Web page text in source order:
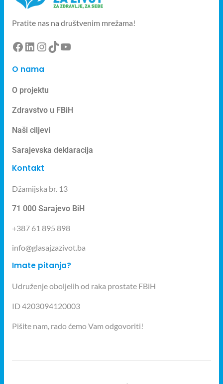
Pratite nas na društvenim mrežama!
O nama
O projektu
Zdravstvo u FBiH
Naši ciljevi
Sarajevska deklaracija
Kontakt
Džamijska br. 13
71 000 Sarajevo BiH
+387 61 895 898
info@glasajzazivot.ba
Imate pitanja?
Udruženje oboljelih od raka prostate FBiH
ID 4203094120003
Pišite nam, rado ćemo Vam odgovoriti!